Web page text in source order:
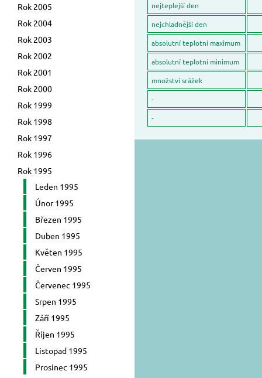
Rok 2005
Rok 2004
Rok 2003
Rok 2002
Rok 2001
Rok 2000
Rok 1999
Rok 1998
Rok 1997
Rok 1996
Rok 1995
Leden 1995
Únor 1995
Březen 1995
Duben 1995
Květen 1995
Červen 1995
Červenec 1995
Srpen 1995
Září 1995
Říjen 1995
Listopad 1995
Prosinec 1995
nejteplejší den
nejchladnější den
absolutní teplotní maximum
absolutní teplotní minimum
množství srážek
-
-